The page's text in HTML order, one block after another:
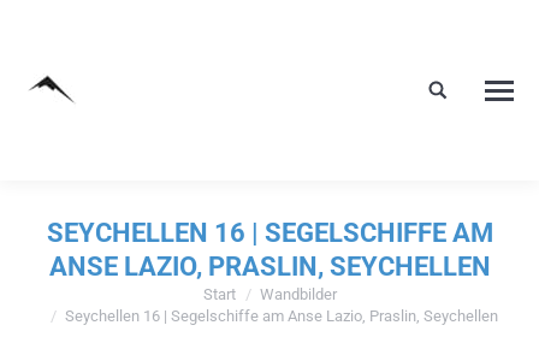
SEYCHELLEN 16 | SEGELSCHIFFE AM
ANSE LAZIO, PRASLIN, SEYCHELLEN
Start
Wandbilder
Seychellen 16 | Segelschiffe am Anse Lazio, Praslin, Seychellen